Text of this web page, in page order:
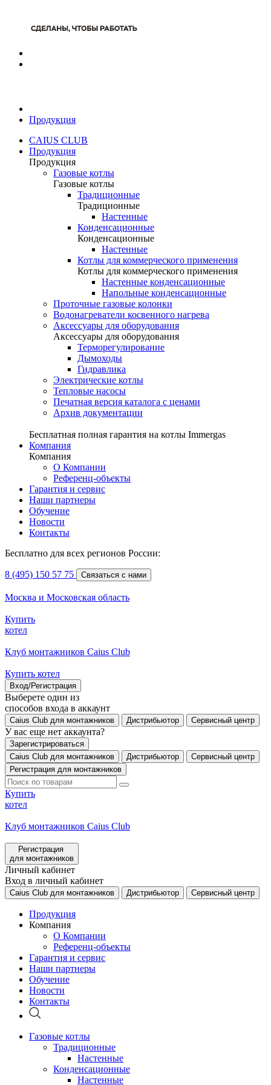
Продукция
CAIUS CLUB
Продукция
Продукция
Газовые котлы
Газовые котлы
Традиционные
Традиционные
Настенные
Конденсационные
Конденсационные
Настенные
Котлы для коммерческого применения
Котлы для коммерческого применения
Настенные конденсационные
Напольные конденсационные
Проточные газовые колонки
Водонагреватели косвенного нагрева
Аксессуары для оборудования
Аксессуары для оборудования
Терморегулирование
Дымоходы
Гидравлика
Электрические котлы
Тепловые насосы
Печатная версия каталога с ценами
Архив документации
Бесплатная полная гарантия на котлы Immergas
Компания
Компания
О Компании
Референц-объекты
Гарантия и сервис
Наши партнеры
Обучение
Новости
Контакты
Бесплатно для всех регионов России:
8 (495) 150 57 75 Связаться с нами
Москва и Московская область
Купить
котел
Клуб монтажников Caius Club
Купить котел
Вход/Регистрация
Выберете один из
способов входа в аккаунт
Caius Club для монтажников Дистрибьютор Сервисный центр
У вас еще нет аккаунта?
Зарегистрироваться
Caius Club для монтажников
Дистрибьютор
Сервисный центр
Регистрация для монтажников
Купить
котел
Клуб монтажников Caius Club
Регистрация
для монтажников
Личный кабинет
Вход в личный кабинет
Caius Club для монтажников Дистрибьютор Сервисный центр
Продукция
Компания
О Компании
Референц-объекты
Гарантия и сервис
Наши партнеры
Обучение
Новости
Контакты
Газовые котлы
Традиционные
Настенные
Конденсационные
Настенные